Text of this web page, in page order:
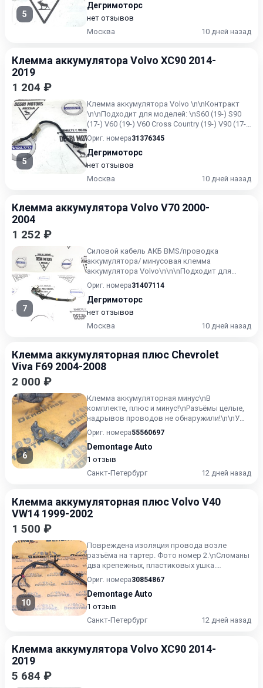
5
Дегримоторс
нет отзывов
Москва
10 дней назад
Клемма аккумулятора Volvo XC90 2014-
2019
1 204 ₽
5
Клемма аккумулятора Volvo \n\nКонтракт
\n\nПодходит для моделей: \nS60 (19-) S90
(17-) V60 (19-) V60 Cross Country (19-) V90 (17-)
V90 Cross...
Ориг. номера31376345
Дегримоторс
нет отзывов
Москва
10 дней назад
Клемма аккумулятора Volvo V70 2000-
2004
1 252 ₽
7
Силовой кабель АКБ BMS/проводка
аккумулятора/ минусовая клемма
аккумулятора Volvo\n\n\nПодходит для
моделей:\nS60 2011-2015\nS80 2008-2015\n...
Ориг. номера31407114
Дегримоторс
нет отзывов
Москва
10 дней назад
Клемма аккумуляторная плюс Chevrolet
Viva F69 2004-2008
2 000 ₽
6
Клемма аккумуляторная минус\nВ
комплекте, плюс и минус!\nРазъёмы целые,
надрывов проводов не обнаружили!\n\nУ
нас есть видеообзор товара, пр...
Ориг. номера55560697
Demontage Auto
1 отзыв
Санкт-Петербург
12 дней назад
Клемма аккумуляторная плюс Volvo V40
VW14 1999-2002
1 500 ₽
10
Повреждена изоляция провода возле
разъёма на тартер. Фото номер 2.\nСломаны
два крепежных, пластиковых ушка.
Отмечено синим маркером!\n\nУ н...
Ориг. номера30854867
Demontage Auto
1 отзыв
Санкт-Петербург
12 дней назад
Клемма аккумулятора Volvo XC90 2014-
2019
5 684 ₽